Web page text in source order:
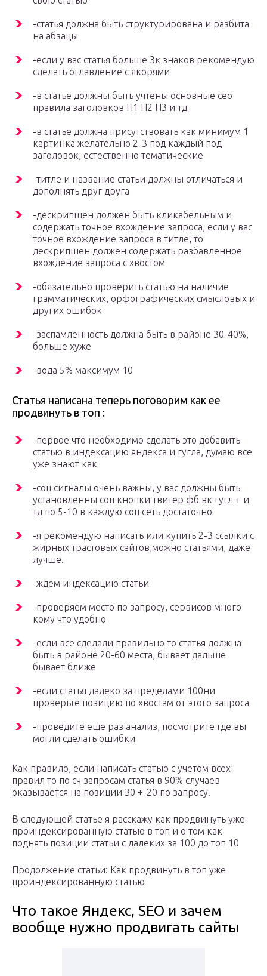
-статья должна быть структурирована и разбита
на абзацы
-если у вас статья больше 3к знаков рекомендую
сделать оглавление с якорями
-в статье должны быть учтены основные сео
правила заголовков H1 H2 H3 и тд
-в статье должна присутствовать как минимум 1
картинка желательно 2-3 под каждый под
заголовок, естественно тематические
-титле и название статьи должны отличаться и
дополнять друг друга
-дескрипшен должен быть кликабельным и
содержать точное вхождение запроса, если у вас
точное вхождение запроса в титле, то
дескрипшен должен содержать разбавленное
вхождение запроса с хвостом
-обязательно проверить статью на наличие
грамматических, орфографических смысловых и
других ошибок
-заспамленность должна быть в районе 30-40%,
больше хуже
-вода 5% максимум 10
Статья написана теперь поговорим как ее
продвинуть в топ :
-первое что необходимо сделать это добавить
статью в индексацию яндекса и гугла, думаю все
уже знают как
-соц сигналы очень важны, у вас должны быть
установленны соц кнопки твитер фб вк гугл + и
тд по 5-10 в каждую соц сеть достаточно
-я рекомендую написать или купить 2-3 ссылки с
жирных трастовых сайтов,можно статьями, даже
лучше.
-ждем индексацию статьи
-проверяем место по запросу, сервисов много
кому что удобно
-если все сделали правильно то статья должна
быть в районе 20-60 места, бывает дальше
бывает ближе
-если статья далеко за пределами 100ни
проверьте позицию по хвостам от этого запроса
-проведите еще раз анализ, посмотрите где вы
могли сделать ошибки
Как правило, если написать статью с учетом всех
правил то по сч запросам статья в 90% случаев
оказывается на позиции 30 +-20 по запросу.
В следующей статье я расскажу как продвинуть уже
проиндексированную статью в топ и о том как
поднять позиции статьи с далеких за 100 до топ 10
Продолжение статьи: Как продвинуть в топ уже
проиндексированную статью
Что такое Яндекс, SEO и зачем
вообще нужно продвигать сайты